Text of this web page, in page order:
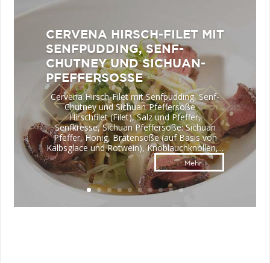
CERVENA HIRSCH-FILET MIT
SENFPUDDING, SENF-
CHUTNEY UND SICHUAN-
PFEFFERSOSSE
Cervena Hirsch-Filet mit Senfpudding, Senf-
Chutney und Sichuan-Pfeffersoße - -
Hirschfilet (Filet), Salz und Pfeffer,
Senfkresse, Sichuan Pfeffersoße: Sichuan
Pfeffer, Honig, Bratensoße (auf Basis von
Kalbsglace und Rotwein), Knoblauchknollen,...
Mehr